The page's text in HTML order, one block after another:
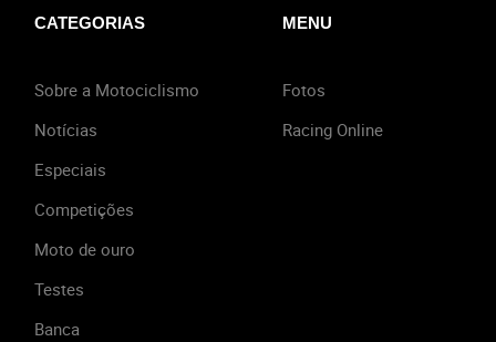
CATEGORIAS
Sobre a Motociclismo
Notícias
Especiais
Competições
Moto de ouro
Testes
Banca
MENU
Fotos
Racing Online